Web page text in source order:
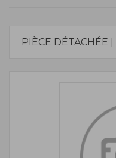
PIÈCE DÉTACHÉE |